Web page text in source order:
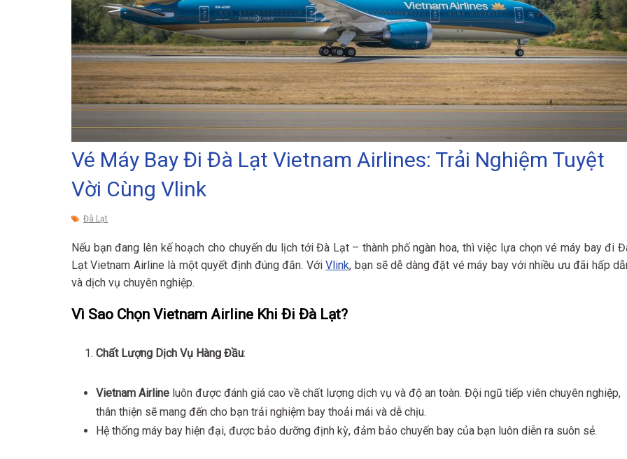
Vé Máy Bay Đi Đà Lạt Vietnam Airlines: Trải Nghiệm Tuyệt
Vời Cùng Vlink
Đà Lạt
Nếu bạn đang lên kế hoạch cho chuyến du lịch tới Đà Lạt – thành phố ngàn hoa, thì việc lựa chọn vé máy bay đi
Lạt Vietnam Airline là một quyết định đúng đắn. VớiVlink, bạn sẽ dễ dàng đặt vé máy bay với nhiều ưu đãi hấp
và dịch vụ chuyên nghiệp.
Vì Sao Chọn Vietnam Airline Khi Đi Đà Lạt?
Chất Lượng Dịch Vụ Hàng Đầu:
Vietnam Airline luôn được đánh giá cao về chất lượng dịch vụ và độ an toàn. Đội ngũ tiếp viên chuyên nghiệp,
thân thiện sẽ mang đến cho bạn trải nghiệm bay thoải mái và dễ chịu.
Hệ thống máy bay hiện đại, được bảo dưỡng định kỳ, đảm bảo chuyến bay của bạn luôn diễn ra suôn sẻ.